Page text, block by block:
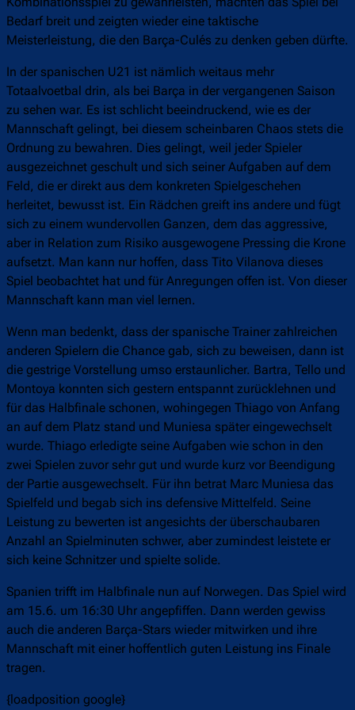
Bedarf breit und zeigten wieder eine taktische
Meisterleistung, die den Barça-Culés zu denken geben dürfte.
In der spanischen U21 ist nämlich weitaus mehr
Totaalvoetbal drin, als bei Barça in der vergangenen Saison
zu sehen war. Es ist schlicht beeindruckend, wie es der
Mannschaft gelingt, bei diesem scheinbaren Chaos stets die
Ordnung zu bewahren. Dies gelingt, weil jeder Spieler
ausgezeichnet geschult und sich seiner Aufgaben auf dem
Feld, die er direkt aus dem konkreten Spielgeschehen
herleitet, bewusst ist. Ein Rädchen greift ins andere und fügt
sich zu einem wundervollen Ganzen, dem das aggressive,
aber in Relation zum Risiko ausgewogene Pressing die Krone
aufsetzt. Man kann nur hoffen, dass Tito Vilanova dieses
Spiel beobachtet hat und für Anregungen offen ist. Von dieser
Mannschaft kann man viel lernen.
Wenn man bedenkt, dass der spanische Trainer zahlreichen
anderen Spielern die Chance gab, sich zu beweisen, dann ist
die gestrige Vorstellung umso erstaunlicher. Bartra, Tello und
Montoya konnten sich gestern entspannt zurücklehnen und
für das Halbfinale schonen, wohingegen Thiago von Anfang
an auf dem Platz stand und Muniesa später eingewechselt
wurde. Thiago erledigte seine Aufgaben wie schon in den
zwei Spielen zuvor sehr gut und wurde kurz vor Beendigung
der Partie ausgewechselt. Für ihn betrat Marc Muniesa das
Spielfeld und begab sich ins defensive Mittelfeld. Seine
Leistung zu bewerten ist angesichts der überschaubaren
Anzahl an Spielminuten schwer, aber zumindest leistete er
sich keine Schnitzer und spielte solide.
Spanien trifft im Halbfinale nun auf Norwegen. Das Spiel wird
am 15.6. um 16:30 Uhr angepfiffen. Dann werden gewiss
auch die anderen Barça-Stars wieder mitwirken und ihre
Mannschaft mit einer hoffentlich guten Leistung ins Finale
tragen.
{loadposition google}